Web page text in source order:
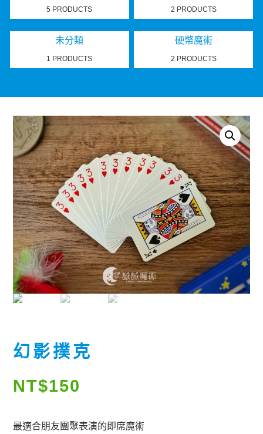
5 PRODUCTS 2 PRODUCTS
未分類
1 PRODUCTS
硬幣魔術
2 PRODUCTS
幻影撲克
NT$150
最適合朋友團聚表演的即席魔術